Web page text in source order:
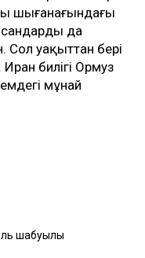
шығанағындағы
да
уақыттан бері
билігі Ормуз
мұнай
шабуылы